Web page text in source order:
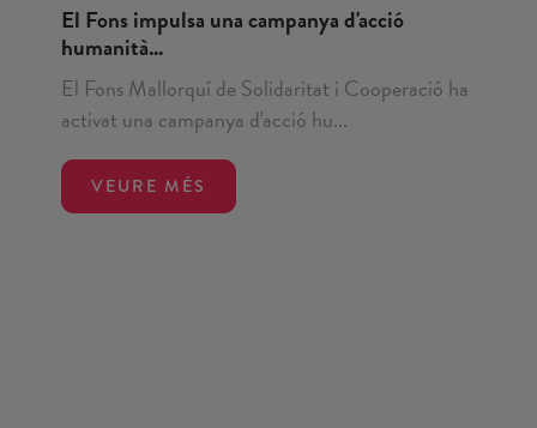
El Fons impulsa una campanya d'acció
humanità...
El Fons Mallorquí de Solidaritat i Cooperació ha
activat una campanya d'acció hu...
VEURE MÉS